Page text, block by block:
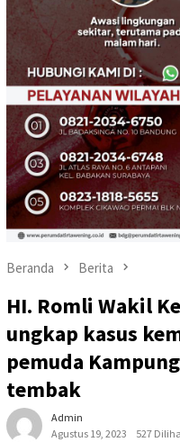
Beranda Berita
HI. Romli Wakil
ungkap kasus
pemuda
tembak
Admin
Agustus 19, 2023
527